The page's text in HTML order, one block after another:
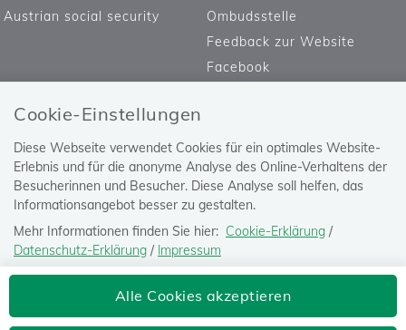
Cookie-Einstellungen
Diese Webseite verwendet Cookies für ein optimales Website-
Erlebnis und für die anonyme Analyse des Online-Verhaltens der
Besucherinnen und Besucher. Diese Analyse soll helfen, das
Informationsangebot besser zu gestalten.
Mehr Informationen finden Sie hier: Cookie-Erklärung /
Datenschutz-Erklärung / Impressum
Die Einstellung können Sie jederzeit auf der Seite "Datenschutz-
" ändern.Alle Cookies akzeptieren
Bediensteter, Eisenbahnen und Bergbau
Austrian social security
Ombudsstelle
Feedback zur Website
Facebook